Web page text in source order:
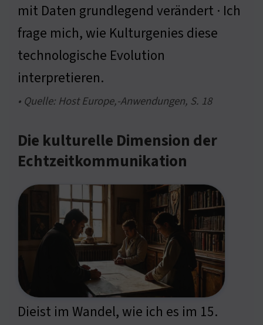
mit Daten grundlegend verändert · Ich
frage mich, wie Kulturgenies diese
technologische Evolution
interpretieren.
• Quelle: Host Europe,-Anwendungen, S. 18
Die kulturelle Dimension der
Echtzeitkommunikation
Dieist im Wandel, wie ich es im 15.